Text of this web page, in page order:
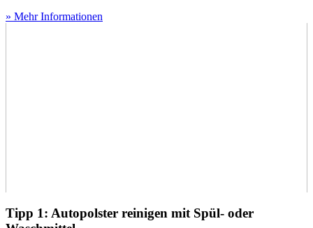
» Mehr Informationen
Tipp 1: Autopolster reinigen mit Spül- oder